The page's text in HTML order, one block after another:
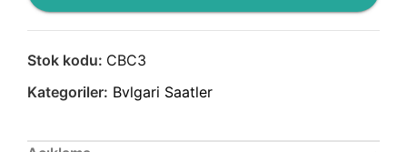
Stok kodu: CBC3
Kategoriler: Bvlgari Saatler